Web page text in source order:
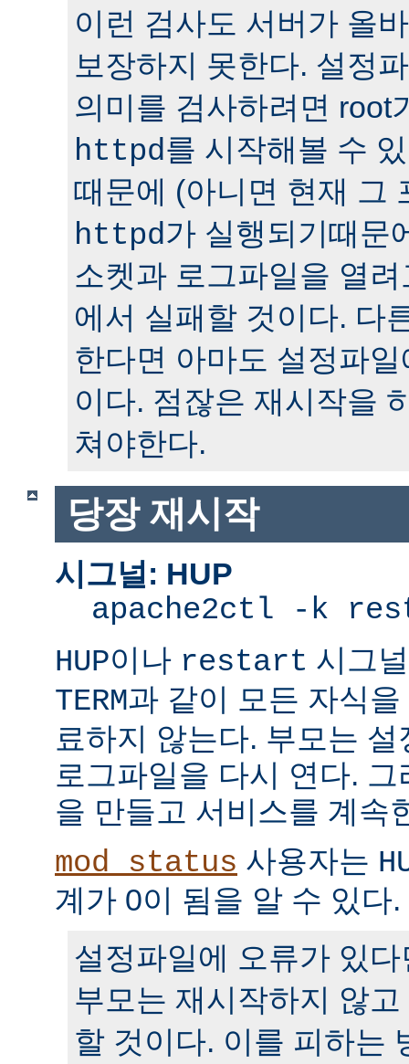
이런 검사도 서버가 올
보장하지 못한다. 설정
의미를 검사하려면 root
httpd를 시작해볼 수
때문에 (아니면 현재 그
httpd가 실행되기때문
소켓과 로그파일을 열
에서 실패할 것이다. 다
한다면 아마도 설정파
이다. 점잖은 재시작을
쳐야한다.
당장 재시작
시그널: HUP
apache2ctl -k
HUP이나 restart 시그
TERM과 같이 모든 자식
료하지 않는다. 부모는
로그파일을 다시 연다.
을 만들고 서비스를 계속
mod_status 사용자는
계가 0이 됨을 알 수 있다.
설정파일에 오류가 있
부모는 재시작하지 않
할 것이다. 이를 피하는